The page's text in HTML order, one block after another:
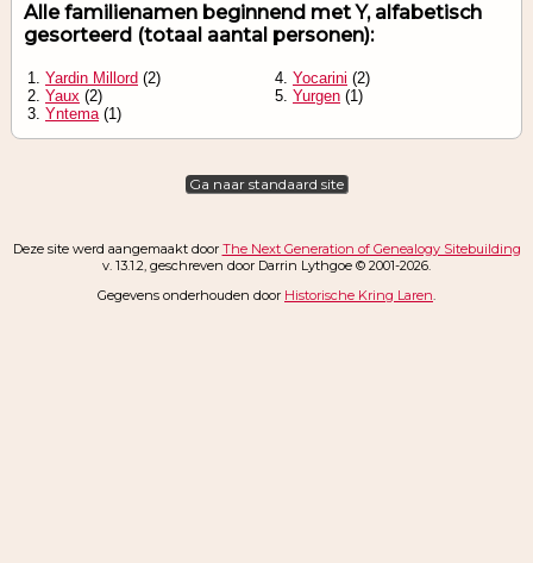
Alle familienamen beginnend met Y, alfabetisch
gesorteerd (totaal aantal personen):
1. Yardin Millord (2)
2. Yaux (2)
3. Yntema(1)
4. Yocarini (2)
5. Yurgen (1)
Ga naar standaard site
Deze site werd aangemaakt door The Next Generation of Genealogy Sitebuilding
v. 13.1.2, geschreven door Darrin Lythgoe © 2001-2026.
Gegevens onderhouden door Historische Kring Laren.